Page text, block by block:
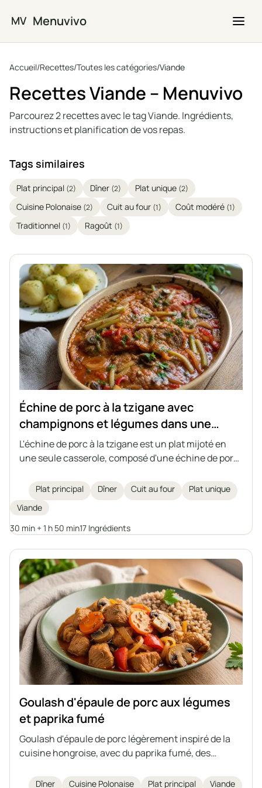
MV Menuvivo
Accueil/Recettes/Toutes les catégories/Viande
Recettes Viande – Menuvivo
Parcourez 2 recettes avec le tag Viande. Ingrédients,
instructions et planification de vos repas.
Tags similaires
Plat principal (2) Dîner (2) Plat unique (2)
Cuisine Polonaise (2) Cuit au four (1) Coût modéré (1)
Traditionnel (1) Ragoût (1)
Échine de porc à la tzigane avec
champignons et légumes dans une
sauce tomate
L'échine de porc à la tzigane est un plat mijoté en
une seule casserole, composé d'une échine de porc
cornichons fermentés et de poivrons marinés, le
tout mijoté dans une sauce tomate aromatique et
légèrement acidulée. Idéal pour un déjeuner familial
ou une réception, servi avec des gnocchis, des
Plat principal Dîner Cuit au four
Plat unique
Viande
30 min + 1 h 50 min17 Ingrédients
Goulash d'épaule de porc aux légumes
et paprika fumé
Goulash d'épaule de porc légèrement inspiré de la
cuisine hongroise, avec du paprika fumé, des
riche en arômes, idéal pour un déjeuner rapide et
Dîner Cuisine Polonaise Plat principal Viande